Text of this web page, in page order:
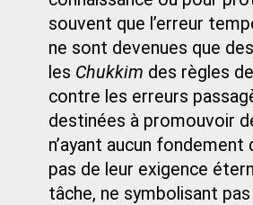
souvent que l’erreur
ne sont devenues que
les Chukkim des règles
contre les erreurs
destinées à promouvoir
n’ayant aucun
pas de leur exigence
tâche, ne symbolisant